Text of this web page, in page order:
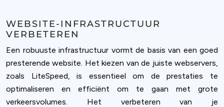
WEBSITE-INFRASTRUCTUUR
VERBETEREN
Een robuuste infrastructuur vormt de basis van een goed
presterende website. Het kiezen van de juiste webservers,
zoals LiteSpeed, is essentieel om de prestaties te
optimaliseren en efficiënt om te gaan met grote
verkeersvolumes. Het verbeteren van je